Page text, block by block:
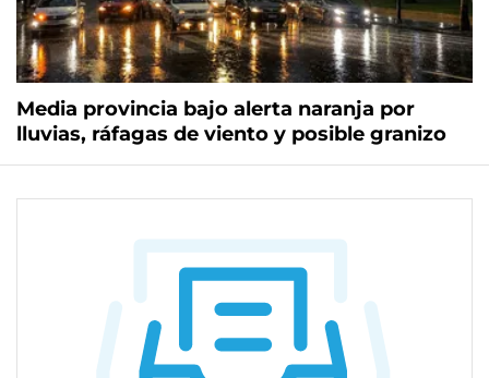
Media provincia bajo alerta naranja por
lluvias, ráfagas de viento y posible granizo